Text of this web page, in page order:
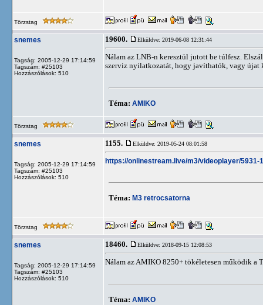
Törzstag
snemes
Tagság: 2005-12-29 17:14:59
Tagszám: #25103
Hozzászólások: 510
19600. Elküldve: 2019-06-08 12:31:44
Nálam az LNB-n keresztül jutott be túlfesz.
szerviz nyilatkozatát, hogy javíthatók, vagy újat
Téma: AMIKO
Törzstag
snemes
Tagság: 2005-12-29 17:14:59
Tagszám: #25103
Hozzászólások: 510
1155. Elküldve: 2019-05-24 08:01:58
https://onlinestream.live/m3/videoplayer/5931-
Téma: M3 retrocsatorna
Törzstag
snemes
Tagság: 2005-12-29 17:14:59
Tagszám: #25103
Hozzászólások: 510
18460. Elküldve: 2018-09-15 12:08:53
Nálam az AMIKO 8250+ tökéletesen működik a
Téma: AMIKO